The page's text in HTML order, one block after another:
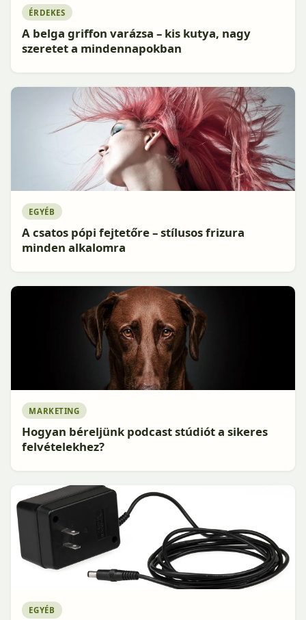
ÉRDEKES
A belga griffon varázsa – kis kutya, nagy
szeretet a mindennapokban
EGYÉB
A csatos pópi fejtetőre – stílusos frizura
minden alkalomra
MARKETING
Hogyan béreljünk podcast stúdiót a sikeres
felvételekhez?
EGYÉB